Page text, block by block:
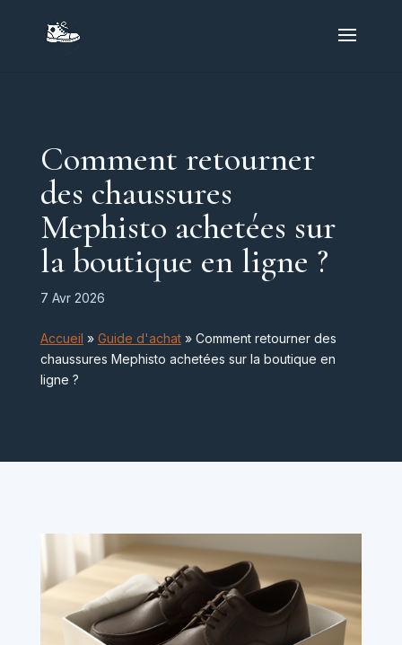
Comment retourner
des chaussures
Mephisto achetées sur
la boutique en ligne ?
7 Avr 2026
Accueil » Guide d'achat» Comment retourner des
chaussures Mephisto achetées sur la boutique en
ligne ?